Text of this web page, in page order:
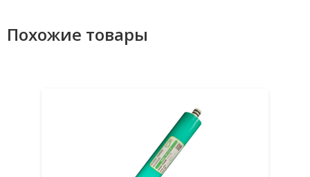
Похожие товары